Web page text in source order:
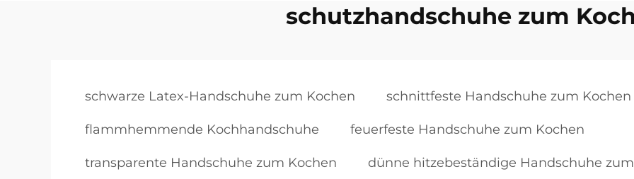
schutzhandschuhe zum
schwarze Latex-Handschuhe zum Kochen schnittfeste Handschuhe zum Kochen
flammhemmende Kochhandschuhe feuerfeste Handschuhe zum Kochen
transparente Handschuhe zum Kochen dünne hitzebeständige Handschuhe